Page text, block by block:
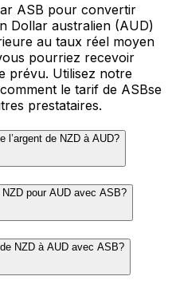
ASB pour convertir
Dollar australien (AUD)
au taux réel moyen
pourriez recevoir
prévu. Utilisez notre
le tarif de ASBse
prestataires.
l’argent de NZD à AUD?
pour AUD avec ASB?
NZD à AUD avec ASB?